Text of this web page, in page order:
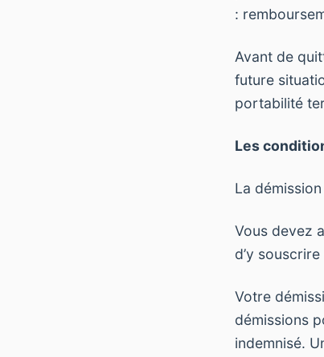
:
Avant de
future
portabilité
Les
La
Vous devez
d’y
Votre
démissions
indemnisé.